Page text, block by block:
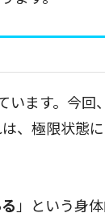
います。今回
、極限状態
」という身